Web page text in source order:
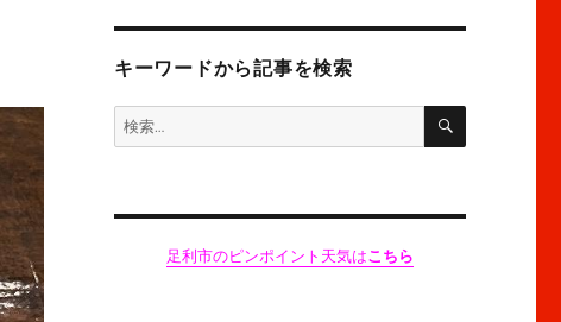
キーワードから記事を検索
検
索:
検
足利市のピンポイント天気はこちら